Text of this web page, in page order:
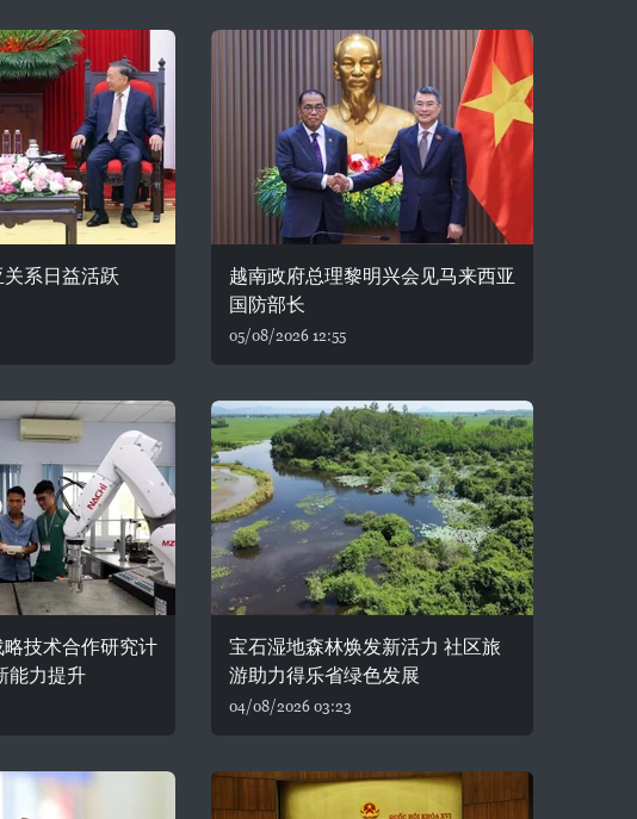
系日益活跃
越南政府总理黎明兴会见马来西亚
国防部长
05/08/2026 12:55
技术合作研究计
能力提升
宝石湿地森林焕发新活力 社区旅
游助力得乐省绿色发展
04/08/2026 03:23